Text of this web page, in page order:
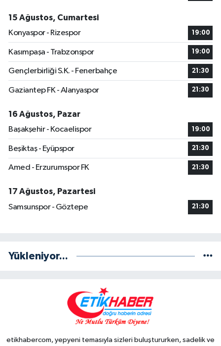
15 Ağustos, Cumartesi
Konyaspor - Rizespor
19:00
Kasımpaşa - Trabzonspor 19:00
Gençlerbirliği S.K. - Fenerbahçe 21:30
Gaziantep FK - Alanyaspor 21:30
16 Ağustos, Pazar
Başakşehir - Kocaelispor
19:00
Beşiktaş - Eyüpspor 21:30
Amed - Erzurumspor FK 21:30
17 Ağustos, Pazartesi
Samsunspor - Göztepe
21:30
Yükleniyor...
etikhabercom, yepyeni temasıyla sizleri buluştururken, sadelik ve